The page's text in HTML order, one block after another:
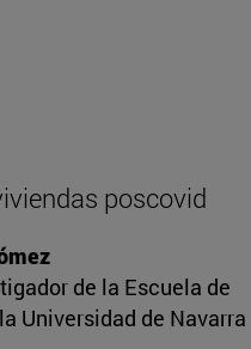
poscovid
de la Escuela de
Universidad de Navarra